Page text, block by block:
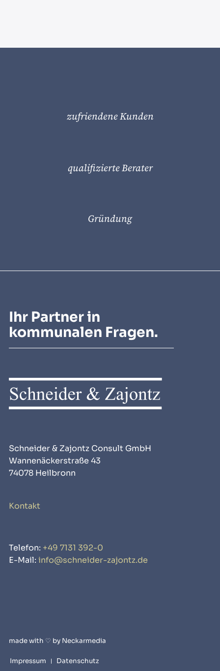
zufriendene Kunden
qualifizierte Berater
Gründung
Ihr Partner in
kommunalen Fragen.
Schneider & Zajontz Consult GmbH
Wannenäckerstraße 43
74078 Heilbronn
Kontakt
Telefon: +49 7131 392-0
E-Mail: info@schneider-zajontz.de
made with ♡ by Neckarmedia
Impressum Datenschutz